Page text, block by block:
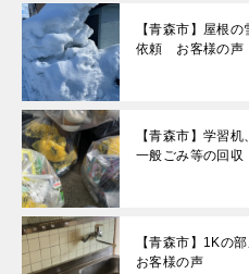
【青森市】屋根
依頼 お客様の声
【青森市】学習
一般ごみ等の回収
【青森市】1Kの
お客様の声